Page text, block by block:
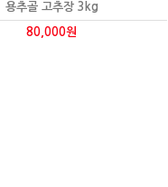
용추골 고추장 3kg
80,000원